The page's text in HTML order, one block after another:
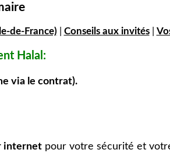
de-France) Conseils aux invités|
Halal:
via le contrat).
internetpour votre sécurité et